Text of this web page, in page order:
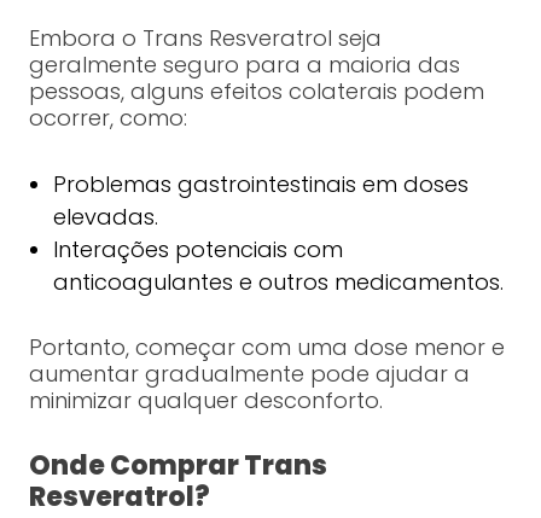
Embora o Trans Resveratrol seja
geralmente seguro para a maioria das
pessoas, alguns efeitos colaterais podem
ocorrer, como:
Problemas gastrointestinais em doses
elevadas.
Interações potenciais com
anticoagulantes e outros medicamentos.
Portanto, começar com uma dose menor e
aumentar gradualmente pode ajudar a
minimizar qualquer desconforto.
Onde Comprar Trans
Resveratrol?